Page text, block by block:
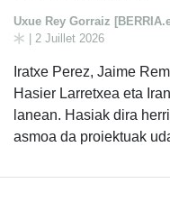
Uxue Rey Gorraiz
| 2 Juillet 2026
Iratxe Perez, Jaime
Hasier Larretxea eta
lanean. Hasiak dira
asmoa da proiektuak